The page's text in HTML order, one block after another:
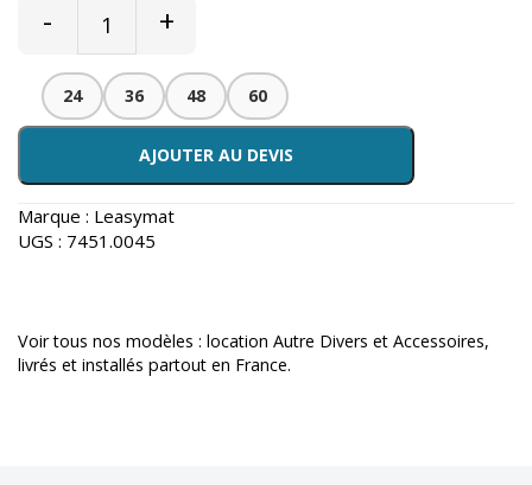
- +
24 36 48 60
AJOUTER AU DEVIS
Marque : Leasymat
UGS : 7451.0045
Voir tous nos modèles : location Autre Divers et Accessoires,
livrés et installés partout en France.